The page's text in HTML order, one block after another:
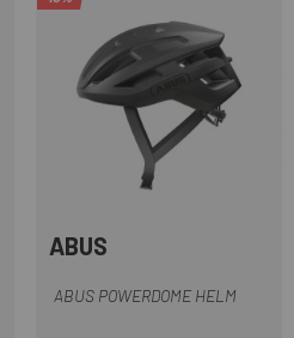
ABUS
ABUS POWERDOME HELM